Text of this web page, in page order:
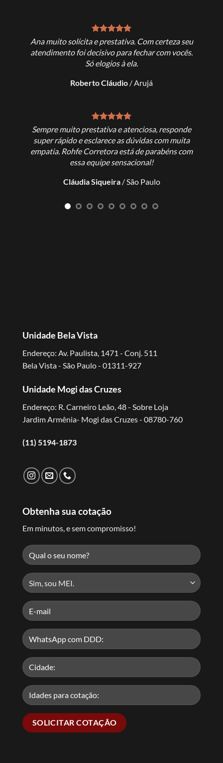
Ana muito solícita e prestativa. Com certeza seu
atendimento foi decisivo para fechar com vocês.
Só elogios à ela.
Roberto Cláudio /Arujá
Sempre muito prestativa e atenciosa, responde
super rápido e esclarece as dúvidas com muita
empatia. Rohfe Corretora está de parabéns com
essa equipe sensacional!
Cláudia Siqueira /São Paulo
Unidade Bela Vista
Endereço: Av. Paulista, 1471 - Conj. 511
Bela Vista - São Paulo - 01311-927
Unidade Mogi das Cruzes
Endereço: R. Carneiro Leão, 48 - Sobre Loja
Jardim Armênia- Mogi das Cruzes - 08780-760
(11) 5194-1873
Obtenha sua cotação
Em minutos, e sem compromisso!